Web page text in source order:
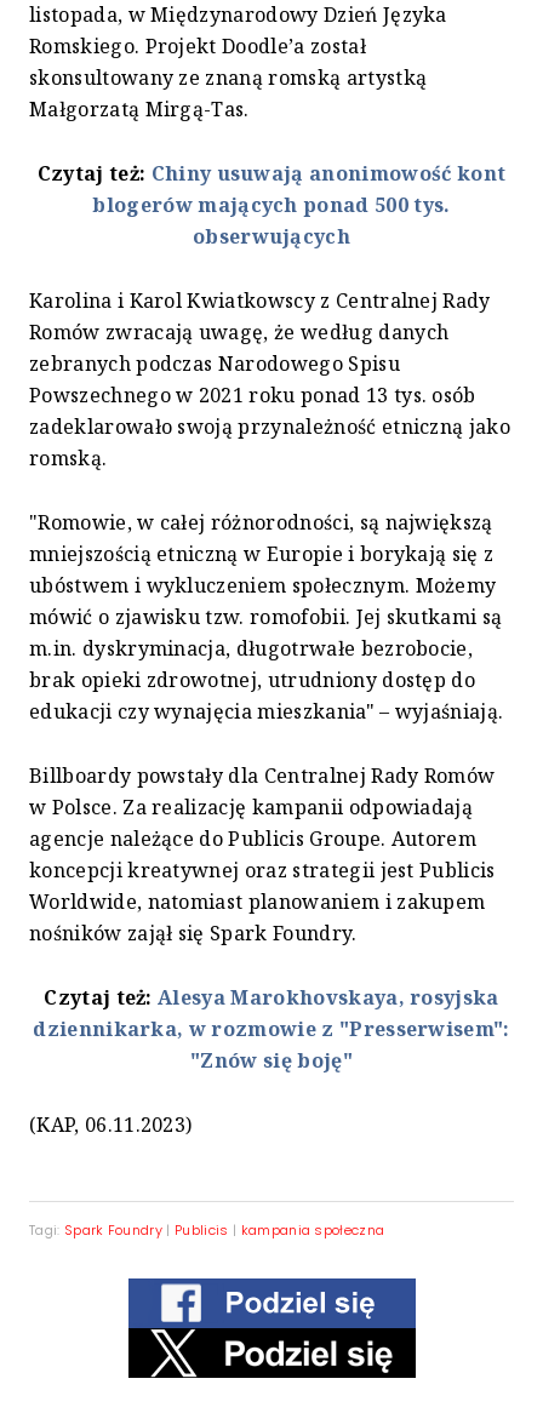
listopada, w Międzynarodowy Dzień Języka
Romskiego. Projekt Doodle’a został
skonsultowany ze znaną romską artystką
Małgorzatą Mirgą-Tas.
Czytaj też: Chiny usuwają anonimowość kont
blogerów mających ponad 500 tys.
obserwujących
Karolina i Karol Kwiatkowscy z Centralnej Rady
Romów zwracają uwagę, że według danych
zebranych podczas Narodowego Spisu
Powszechnego w 2021 roku ponad 13 tys. osób
zadeklarowało swoją przynależność etniczną jako
romską.
"Romowie, w całej różnorodności, są największą
mniejszością etniczną w Europie i borykają się z
ubóstwem i wykluczeniem społecznym. Możemy
mówić o zjawisku tzw. romofobii. Jej skutkami są
m.in. dyskryminacja, długotrwałe bezrobocie,
brak opieki zdrowotnej, utrudniony dostęp do
edukacji czy wynajęcia mieszkania" – wyjaśniają.
Billboardy powstały dla Centralnej Rady Romów
w Polsce. Za realizację kampanii odpowiadają
agencje należące do Publicis Groupe. Autorem
koncepcji kreatywnej oraz strategii jest Publicis
Worldwide, natomiast planowaniem i zakupem
nośników zajął się Spark Foundry.
Czytaj też:Alesya Marokhovskaya, rosyjska
dziennikarka, w rozmowie z "Presserwisem":
"Znów się boję"
(KAP, 06.11.2023)
Tagi: Spark Foundry | Publicis | kampania społeczna